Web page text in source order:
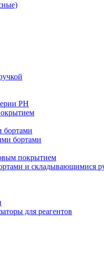
PH
бортами
бортами
покрытием
и складывающимися
для реагентов